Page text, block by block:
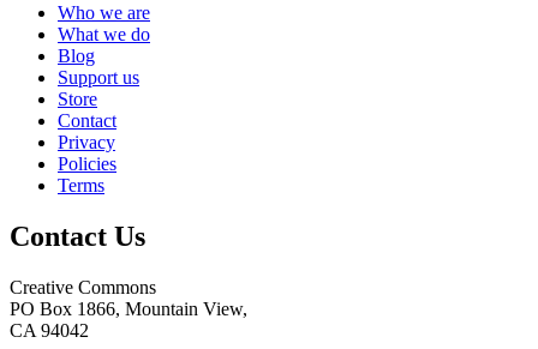
Who we are
What we do
Blog
Support us
Store
Contact
Privacy
Policies
Terms
Contact Us
Creative Commons
PO Box 1866, Mountain View,
CA 94042